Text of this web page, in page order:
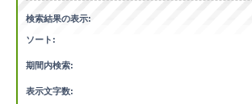
検索結果の表示:
ソート:
期間内検索:
表示文字数: